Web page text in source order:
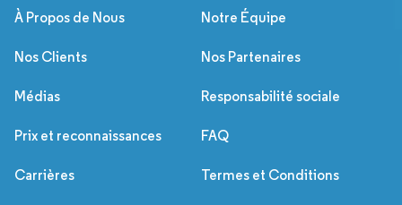
À Propos de Nous Notre Équipe
Nos Clients Nos Partenaires
Médias Responsabilité sociale
Prix et reconnaissances FAQ
Carrières Termes et Conditions